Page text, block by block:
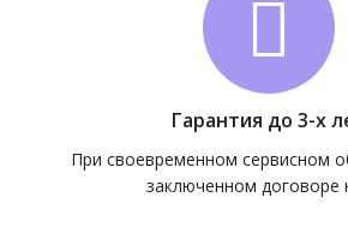
Гарантия до 3-х
При своевременном сервисном
заключенном договоре